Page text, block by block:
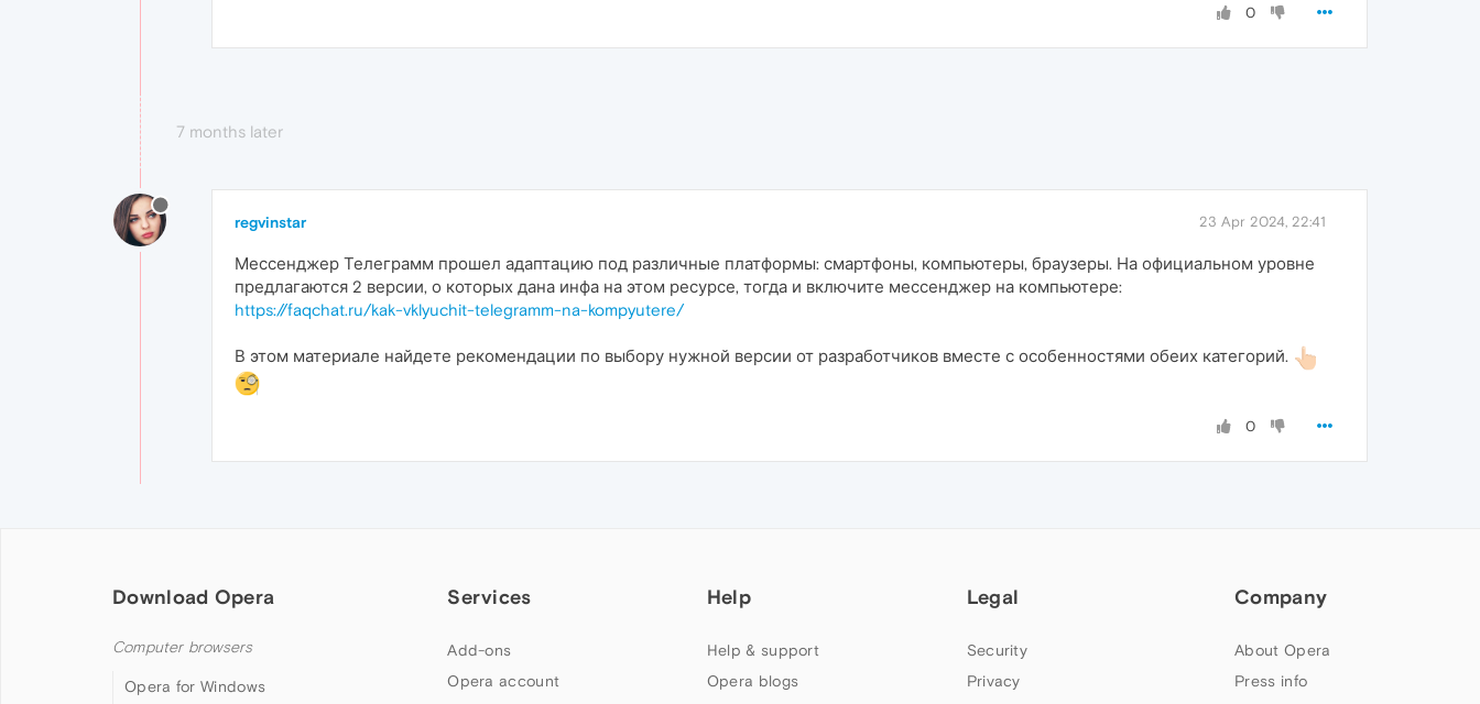
0
7 months later
regvinstar 23 Apr 2024, 22:41
Мессенджер Телеграмм прошел адаптацию под различные платформы: смартфоны, компьютеры, браузеры. На официальном уровне
предлагаются 2 версии, о которых дана инфа на этом ресурсе, тогда и включите мессенджер на компьютере:
https://faqchat.ru/kak-vklyuchit-telegramm-na-kompyutere/
В этом материале найдете рекомендации по выбору нужной версии от разработчиков вместе с особенностями обеих категорий.
0
Download Opera
Computer browsers
Opera for Windows
Services
Add-ons
Opera account
Help
Help & support
Opera blogs
Legal
Security
Privacy
Company
About Opera
Press info